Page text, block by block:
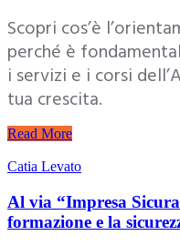
Scopri cos’è
perché è
i servizi e i corsi
tua crescita.
Read More
Catia Levato
Al via “Impresa
formazione e la